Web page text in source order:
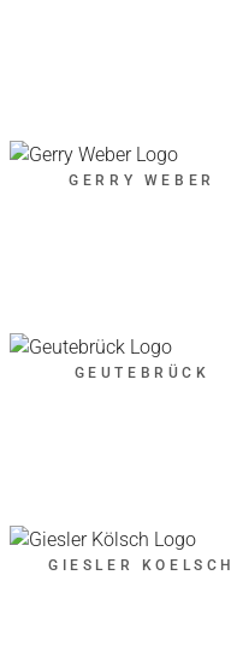
GERRY WEBER
GEUTEBRÜCK
GIESLER KOELSCH